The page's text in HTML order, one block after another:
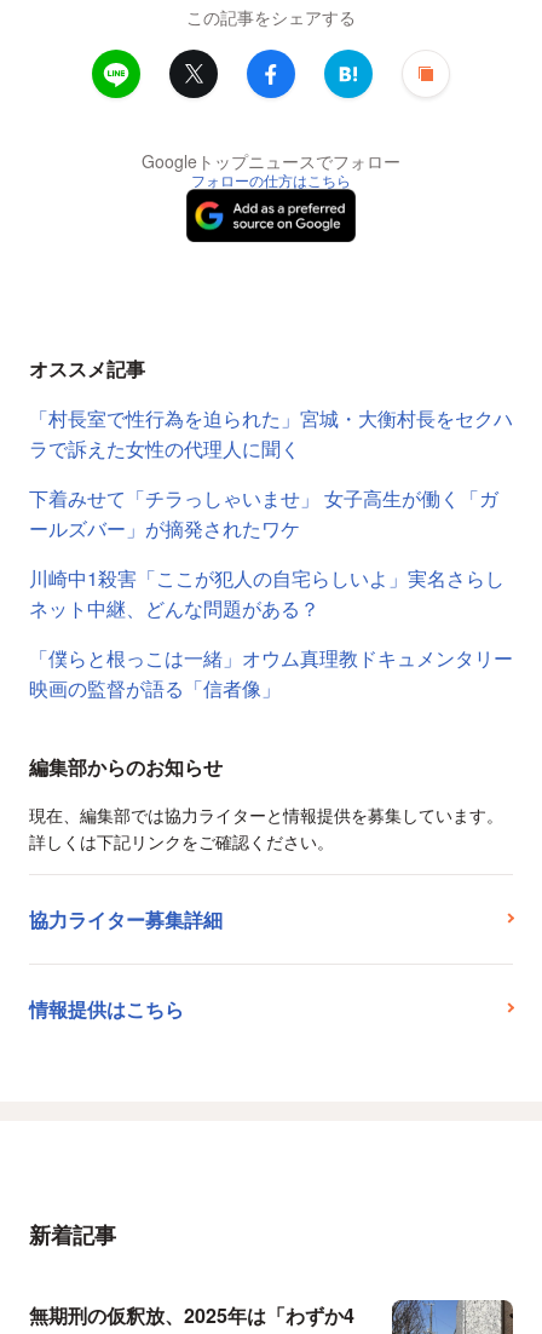
この記事をシェアする
Googleトップニュースでフォロー
フォローの仕方はこちら
オススメ記事
「村長室で性行為を迫られた」宮城・大衡村長をセクハ
ラで訴えた女性の代理人に聞く
下着みせて「チラっしゃいませ」 女子高生が働く「ガ
ールズバー」が摘発されたワケ
川崎中1殺害「ここが犯人の自宅らしいよ」実名さらし
ネット中継、どんな問題がある？
「僕らと根っこは一緒」オウム真理教ドキュメンタリー
映画の監督が語る「信者像」
編集部からのお知らせ
現在、編集部では協力ライターと情報提供を募集しています。
詳しくは下記リンクをご確認ください。
協力ライター募集詳細
情報提供はこちら
新着記事
無期刑の仮釈放、2025年は「わずか4